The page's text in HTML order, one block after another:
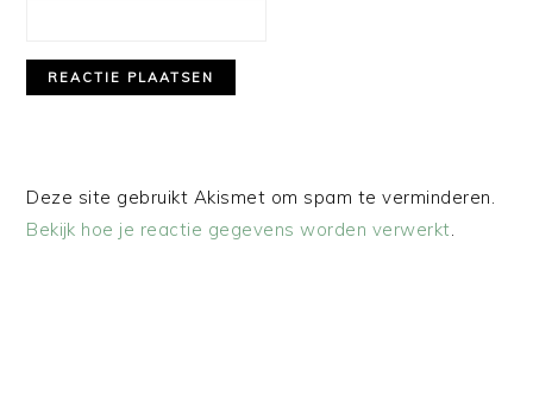
Deze site gebruikt Akismet om spam te verminderen.
Bekijk hoe je reactie gegevens worden verwerkt